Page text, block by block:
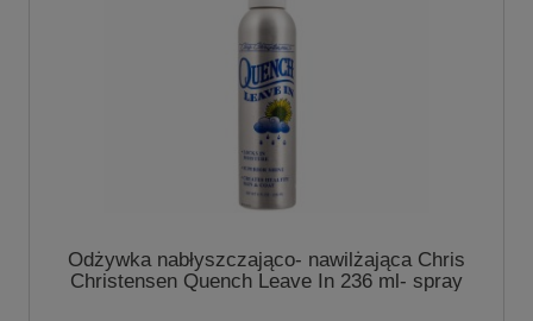
Odżywka nabłyszczająco- nawilżająca Chris
Christensen Quench Leave In 236 ml- spray